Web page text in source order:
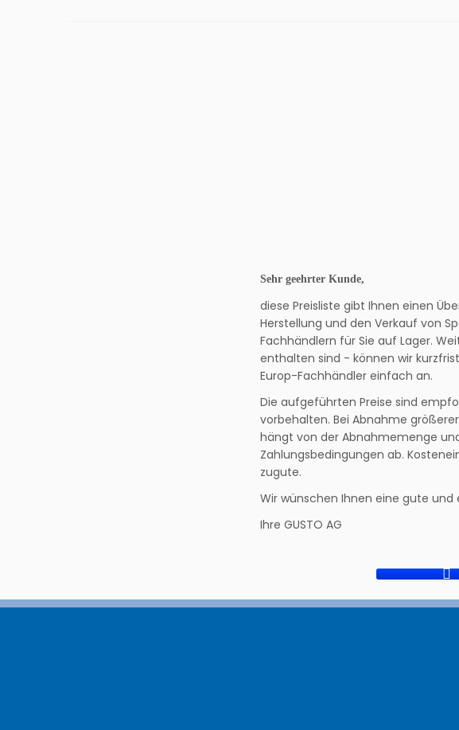
Sehr geehrter Kunde,
diese Preisliste gibt Ihnen einen
Herstellung und den Verkauf von
Fachhändlern für Sie auf Lager.
enthalten sind - können wir
Europ-Fachhändler einfach an.
Die aufgeführten Preise sind
vorbehalten. Bei Abnahme
hängt von der Abnahmemenge
Zahlungsbedingungen ab.
zugute.
Wir wünschen Ihnen eine gute und
Ihre GUSTO AG